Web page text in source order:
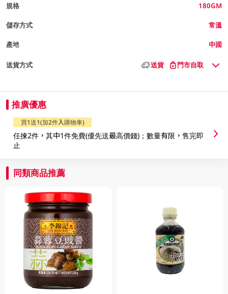
規格 180GM
儲存方式 常溫
產地 中國
送貨方式 送貨 門市自取
推廣優惠
買1送1(加2件入購物車)
任揀2件，其中1件免費(優先送最高價錢)；數量有限，售完即
止
同類商品推薦